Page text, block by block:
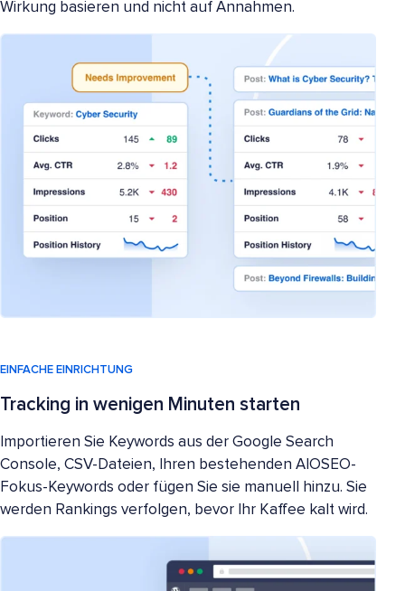
Wirkung basieren und nicht auf Annahmen.
EINFACHE EINRICHTUNG
Tracking in wenigen Minuten starten
Importieren Sie Keywords aus der Google Search
Console, CSV-Dateien, Ihren bestehenden AIOSEO-
Fokus-Keywords oder fügen Sie sie manuell hinzu. Sie
werden Rankings verfolgen, bevor Ihr Kaffee kalt wird.